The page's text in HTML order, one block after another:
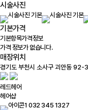
시술사진
기본가격
기본항목가격정보
가격 정보가 없습니다.
매장위치
레드헤어
헤어샵
032 345 1327